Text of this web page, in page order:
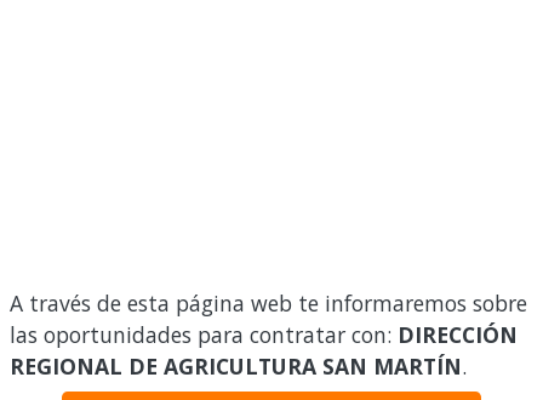
A través de esta página web te informaremos sobre
las oportunidades para contratar con: DIRECCIÓN
REGIONAL DE AGRICULTURA SAN MARTÍN.